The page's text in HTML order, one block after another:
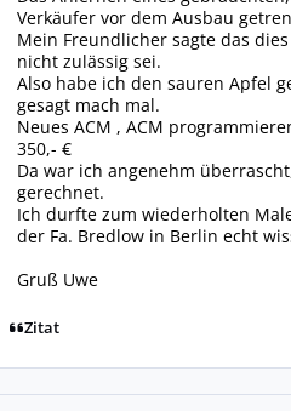
Verkäufer vor dem Ausbau
Mein Freundlicher sagte das
nicht zulässig sei.
Also habe ich den sauren Apfel
gesagt mach mal.
Neues ACM , ACM
350,- €
Da war ich angenehm
gerechnet.
Ich durfte zum wiederholten
der Fa. Bredlow in Berlin echt
Gruß Uwe
Zitat